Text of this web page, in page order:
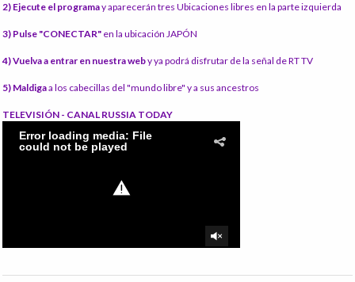
2) Ejecute el programay aparecerán tres Ubicaciones libres en la parte izquierda
3) Pulse "CONECTAR" en la ubicación JAPÓN
4) Vuelva a entrar en nuestra weby ya podrá disfrutar de la señal de RT TV
5) Maldigaa los cabecillas del "mundo libre" y a sus ancestros
TELEVISIÓN - CANAL RUSSIA TODAY